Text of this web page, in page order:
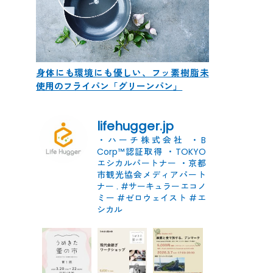
身体にも環境にも優しい、フッ素樹脂未
使用のフライパン「グリーンパン」
lifehugger.jp
・ハーチ株式会社
・B
Corp™認証取得 ・TOKYO
エシカルパートナー ・京都
市観光協会メディアパート
ナー . #サーキュラーエコノ
ミー #ゼロウェイスト #エ
シカル